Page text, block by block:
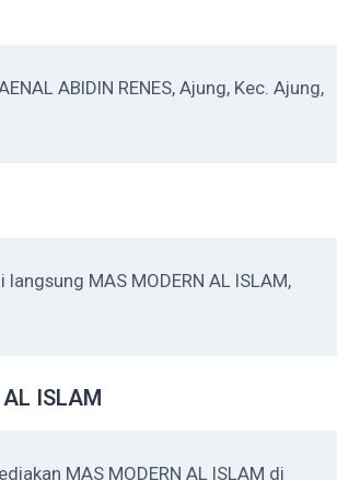
ABIDIN RENES, Ajung, Kec. Ajung,
MAS MODERN AL ISLAM,
ISLAM
MAS MODERN AL ISLAM di